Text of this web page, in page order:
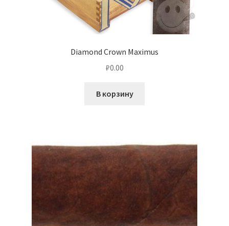
Diamond Crown Maximus
₽0.00
В корзину